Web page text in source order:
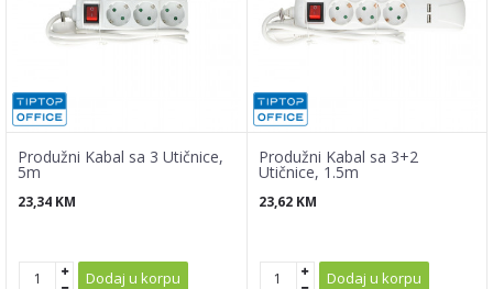
Produžni Kabal sa 3 Utičnice,
5m
23,34 KM
Dodaj u korpu
Produžni Kabal sa 3+2
Utičnice, 1.5m
23,62 KM
Dodaj u korpu